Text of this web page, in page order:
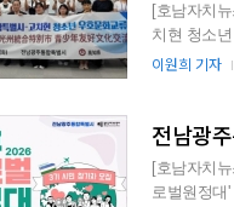
[호남자치
치현 청소년
자연과학고
이원희 기자
전남광
[호남자치
로벌원정대' 참가자를